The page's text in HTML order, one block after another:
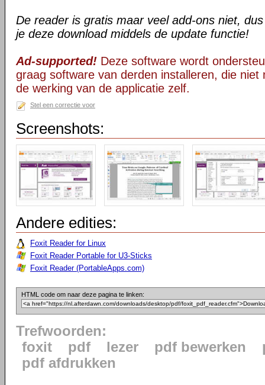
De reader is gratis maar veel add-ons niet,
je deze download middels de update functie!
Ad-supported! Deze software wordt
graag software van derden installeren, die niet
de werking van de applicatie zelf.
Stel een correctie voor
Screenshots:
Andere edities:
Foxit Reader for Linux
Foxit Reader Portable for U3-Sticks
Foxit Reader (PortableApps.com)
HTML code om naar deze pagina te linken:
Trefwoorden:
foxit
pdf lezer pdf bewerken
pdf afdrukken